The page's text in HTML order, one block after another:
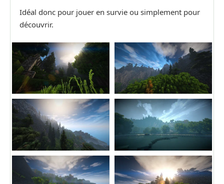
Idéal donc pour jouer en survie ou simplement pour
découvrir.